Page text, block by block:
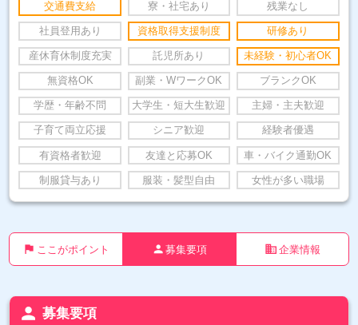
交通費支給 寮・社宅あり 残業なし
社員登用あり 資格取得支援制度 研修あり
産休育休制度充実 託児所あり 未経験・初心者OK
無資格OK 副業・WワークOK ブランクOK
学歴・年齢不問 大学生・短大生歓迎 主婦・主夫歓迎
子育て両立応援 シニア歓迎 経験者優遇
有資格者歓迎 友達と応募OK 車・バイク通勤OK
制服貸与あり 服装・髪型自由 女性が多い職場
flag ここがポイント person 募集要項 business 企業情報
person 募集要項